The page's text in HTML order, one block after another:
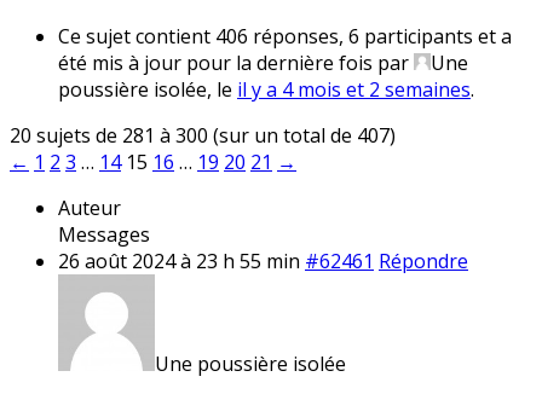
Ce sujet contient 406 réponses, 6 participants et a
été mis à jour pour la dernière fois par
Une
poussière isolée, le il y a 4 mois et 2 semaines.
20 sujets de 281 à 300 (sur un total de 407)
← 1 2 3 … 14 15 16 … 19 20 21 →
Auteur
Messages
26 août 2024 à 23 h 55 min #62461 Répondre
Une poussière isolée